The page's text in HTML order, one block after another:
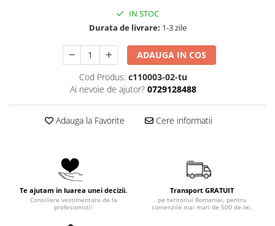
IN STOC
Durata de livrare: 1-3 zile
ADAUGA IN COS
Cod Produs: c110003-02-tu
Ai nevoie de ajutor? 0729128488
Adauga la Favorite Cere informatii
Te ajutam in luarea unei decizii.
Consiliere vestimentara de la
profesionisti!
Transport GRATUIT
pe teritoriul Romaniei, pentru
comenzile mai mari de 500 de lei.